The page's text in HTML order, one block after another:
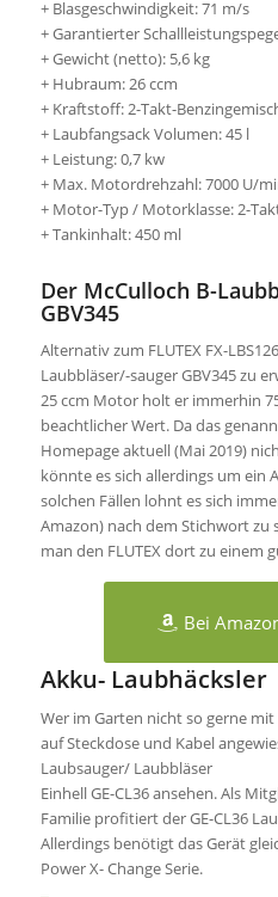
+ Blasgeschwindigkeit: 71 m/s
+ Garantierter
+ Gewicht (netto): 5,6 kg
+ Hubraum: 26 ccm
+ Kraftstoff: 2-Takt-
+ Laubfangsack Volumen: 45 l
+ Leistung: 0,7 kw
+ Max. Motordrehzahl: 7000 U/
+ Motor-Typ / Motorklasse: 2-
+ Tankinhalt: 450 ml
Der McCulloch B-
GBV345
Alternativ zum FLUTEX FX-
Laubbläser/-sauger GBV345 zu
25 ccm Motor holt er immerhin
beachtlicher Wert. Da das
Homepage aktuell (Mai 2019)
könnte es sich allerdings um ein
solchen Fällen lohnt es sich
Amazon) nach dem Stichwort
man den FLUTEX dort zu einem
Bei
Akku- Laubhäcksler
Wer im Garten nicht so gerne
auf Steckdose und Kabel
Laubsauger/ Laubbläser
Einhell GE-CL36 ansehen. Als
Familie profitiert der GE-CL36
Allerdings benötigt das Gerät
Power X- Change Serie.